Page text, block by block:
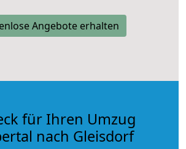
Angebote erhalten
für Ihren Umzug
nach Gleisdorf